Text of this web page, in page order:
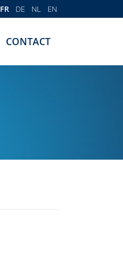
FR DE NL EN
CONTACT